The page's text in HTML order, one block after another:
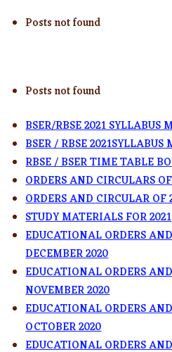
Posts not found
Posts not found
BSER/RBSE 2021 SYLLABUS
BSER / RBSE 2021SYLLABUS
RBSE / BSER TIME TABLE
ORDERS AND CIRCULARS
ORDERS AND CIRCULAR OF
STUDY MATERIALS FOR 2021
EDUCATIONAL ORDERS
DECEMBER 2020
EDUCATIONAL ORDERS
NOVEMBER 2020
EDUCATIONAL ORDERS
OCTOBER 2020
EDUCATIONAL ORDERS